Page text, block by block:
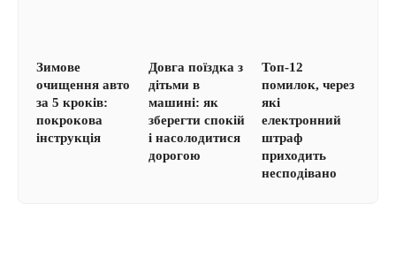
Зимове
очищення авто
за 5 кроків:
покрокова
інструкція
Довга поїздка з
дітьми в
машині: як
зберегти спокій
і насолодитися
дорогою
Топ-12
помилок, через
які
електронний
штраф
приходить
несподівано